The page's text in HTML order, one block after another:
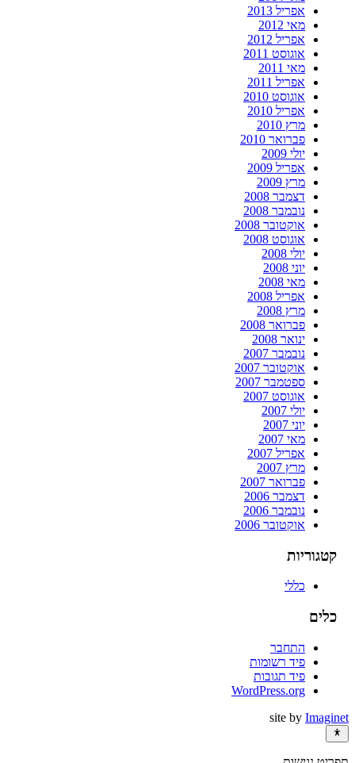
אפריל 2013
מאי 2012
אפריל 2012
אוגוסט 2011
מאי 2011
אפריל 2011
אוגוסט 2010
אפריל 2010
מרץ 2010
פברואר 2010
יולי 2009
אפריל 2009
מרץ 2009
דצמבר 2008
נובמבר 2008
אוקטובר 2008
אוגוסט 2008
יולי 2008
יוני 2008
מאי 2008
אפריל 2008
מרץ 2008
פברואר 2008
ינואר 2008
נובמבר 2007
אוקטובר 2007
ספטמבר 2007
אוגוסט 2007
יולי 2007
יוני 2007
מאי 2007
אפריל 2007
מרץ 2007
פברואר 2007
דצמבר 2006
נובמבר 2006
אוקטובר 2006
קטגוריות
כללי
כלים
התחבר
פיד רשומות
פיד תגובות
WordPress.org
site by Imaginet